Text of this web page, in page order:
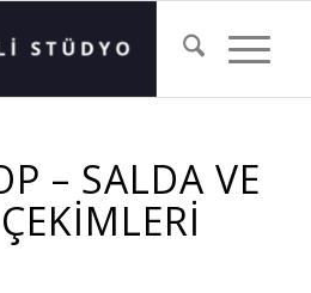
– SALDA VE